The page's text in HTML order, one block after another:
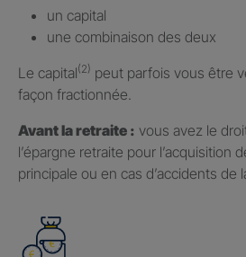
un capital
une combinaison des deux
Le capital(2) peut parfois vous être
façon fractionnée.
Avant la retraite : vous avez le
l’épargne retraite pour l’acquisition
principale ou en cas d’accidents de